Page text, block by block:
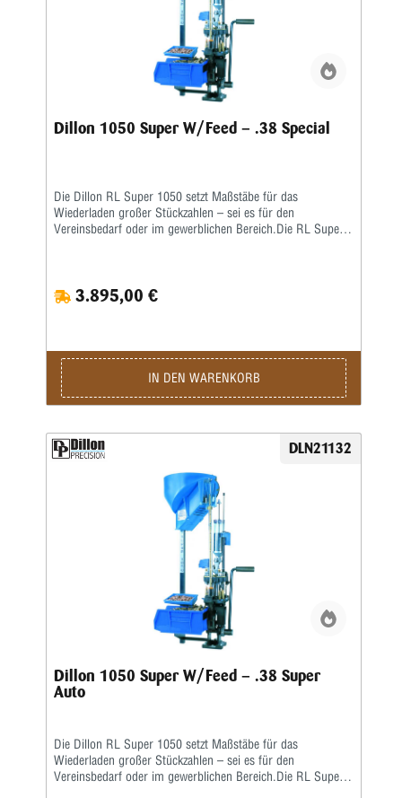
Dillon 1050 Super W/Feed – .38 Special
Die Dillon RL Super 1050 setzt Maßstäbe für das
Wiederladen großer Stückzahlen – sei es für den
Vereinsbedarf oder im gewerblichen Bereich.Die RL Super
Hebelübersetzung modifiziert, sodass ein noch leichteres
Arbeiten möglich ist. Die ausgereifte und in der Praxis
ausgezeichneter Qualität der produzierten Patrone.Sie sind
nur noch für das Aufsetzen des Geschosses und für die
Betätigung des Hebels zuständig, den Rest übernimmt diese
halbautomatische Presse.Die Station umfasst folgende
Automatisch arbeitendes Pulverfüllgerät • Elektrischer
Hülsenfüllmechanismus für ein automatisches Ausrichten
und Zuführen der Hülsen • Zündhütchenzuführung small
3.895,00 €
IN DEN WARENKORB
DLN21132
Dillon 1050 Super W/Feed – .38 Super
Auto
Die Dillon RL Super 1050 setzt Maßstäbe für das
Wiederladen großer Stückzahlen – sei es für den
Vereinsbedarf oder im gewerblichen Bereich.Die RL Super